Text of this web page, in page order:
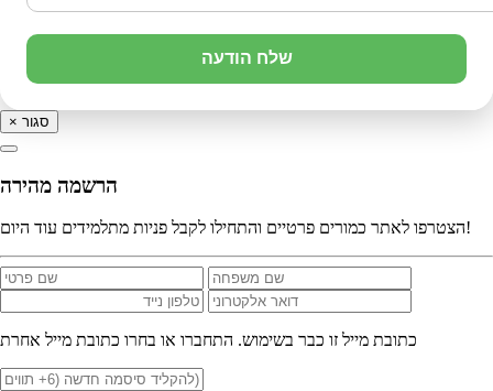
שלח הודעה
× סגור
הרשמה מהירה
הצטרפו לאתר כמורים פרטיים והתחילו לקבל פניות מתלמידים עוד היום!
כתובת מייל זו כבר בשימוש. התחברו או בחרו כתובת מייל אחרת